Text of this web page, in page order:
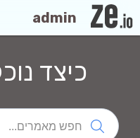
admin
כיצד